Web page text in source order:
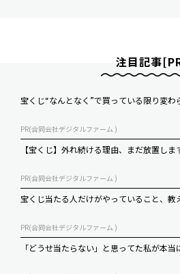
注目記事
宝くじ“なんとなく”で買っている限り変わ
PR(合同会社デジタルファーム )
【宝くじ】外れ続ける理由、まだ放置しま
PR(合同会社デジタルファーム )
宝くじ当たる人だけがやっていること、教
PR(合同会社デジタルファーム )
「どうせ当たらない」と思ってた私が本